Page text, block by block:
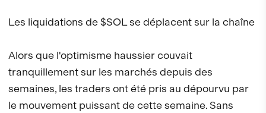
Les liquidations de $SOL se déplacent sur la chaîne
Alors que l'optimisme haussier couvait
tranquillement sur les marchés depuis des
semaines, les traders ont été pris au dépourvu par
le mouvement puissant de cette semaine. Sans